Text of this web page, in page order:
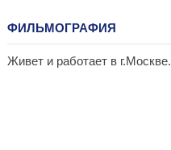
ФИЛЬМОГРАФИЯ
Живет и работает в г.Москве.